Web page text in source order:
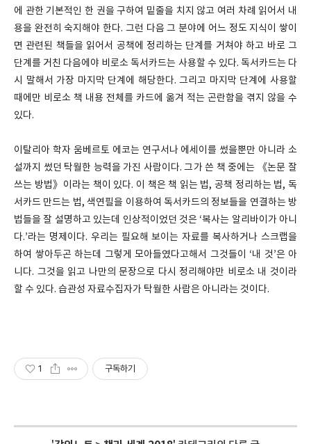
에 관한 기본적인 한 권을 구하여 밑줄을 치지 않고 여러 차례 읽어서 내
용을 완전히 숙지해야 한다. 그런 다음 그 분야에 어느 정도 지식이 쌓이
면 관련된 책들을 읽어서 공책에 정리하는 단계를 거쳐야 하고 바로 그
단계를 거친 다음에야 비로소 독서카드는 사용할 수 있다. 독서카드는 다
시 말해서 가장 마지막 단계에 해당한다. 그리고 마지막 단계에 사용할
때에만 비로소 책 내용 전체를 카드에 옮겨 적는 곤란함을 겪지 않을 수
있다.
이탈리아 학자 움베르토 에코는 연구서나 에세이를 썼을뿐만 아니라 소
설까지 썼던 탁월한 능력을 가진 사람이다. 그가 쓴 책 중에는 《논문 잘
쓰는 방법》이라는 책이 있다. 이 책은 책 읽는 법, 공책 정리하는 법, 독
서카드 만드는 법, 색연필을 이용하여 독서카드의 정보들을 연결하는 방
법들을 잘 설명하고 있는데 인상적이었던 것은 ‘복사는 알리바이가 아니
다.’라는 명제이다. 우리는 필요해 보이는 자료를 복사하거나 스크랩을
하여 쌓아두곤 하는데 그렇게 모아들였다고해서 그것들이 ‘내 것’은 아
니다. 그것을 읽고 나만의 문장으로 다시 정리해야만 비로소 내 것이라
할 수 있다. 습관성 자료수집자가 탁월한 사람은 아니라는 것이다.
1 구독하기